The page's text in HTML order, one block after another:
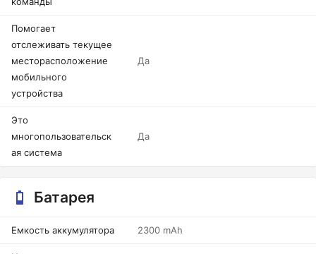
Помогает
отслеживать текущее
месторасположение
мобильного
устройства
Да
Это
многопользовательск
ая система
Да
Батарея
Емкость аккумулятора 2300 mAh